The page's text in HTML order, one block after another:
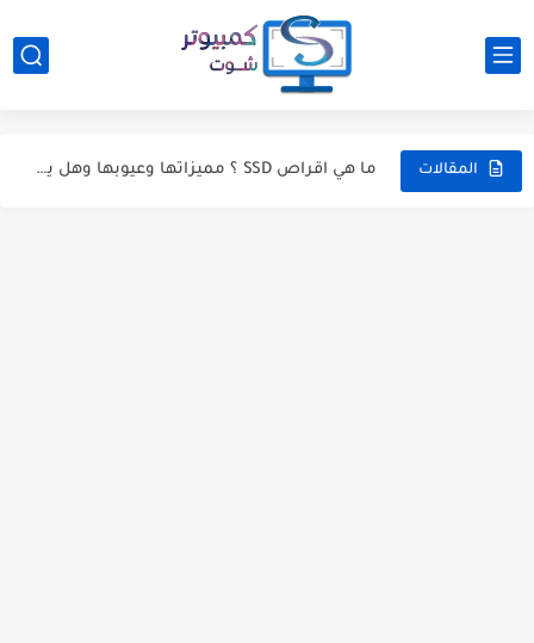
المقالات
تحميل صور اي حساب علي انستقرام بضغطة زر واحدة
ما هي اقراص SSD ؟ مميزاتها وعيوبها وهل يجب ان...